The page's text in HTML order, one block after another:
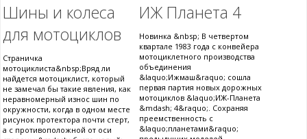
Шины и колеса
для мотоциклов
Страничка
мотоциклиста&nbsp;Вряд ли
найдется мотоциклист, который
не замечал бы такие явления, как
неравномерный износ шин по
окружности, когда в одном месте
рисунок протектора почти стерт,
а с противоположной от оси
ИЖ Планета 4
Новинка &nbsp; В четвертом
квартале 1983 года с конвейера
мотоциклетного производства
объединения
&laquo;Ижмаш&raquo; сошла
первая партия новых дорожных
мотоциклов &laquo;ИЖ-Планета
&mdash; 4&raquo;. Сохраняя
преемственность с
&laquo;планетами&raquo;